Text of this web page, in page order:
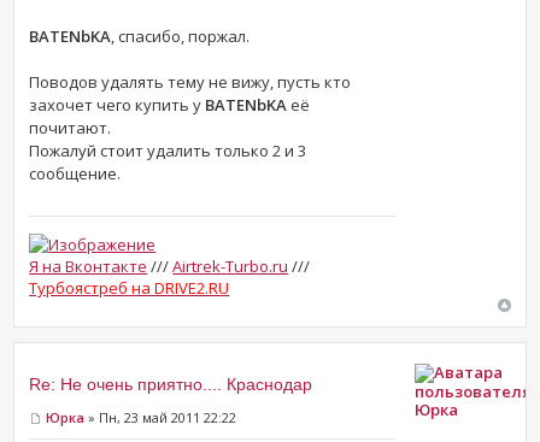
BATENbKA, спасибо, поржал.
Поводов удалять тему не вижу, пусть кто
захочет чего купить у BATENbKAеё
почитают.
Пожалуй стоит удалить только 2 и 3
сообщение.
Я на Вконтакте ///Airtrek-Turbo.ru ///
Турбоястреб на DRIVE2.RU
Re: Не очень приятно.... Краснодар
Юрка » Пн, 23 май 2011 22:22 Юрка